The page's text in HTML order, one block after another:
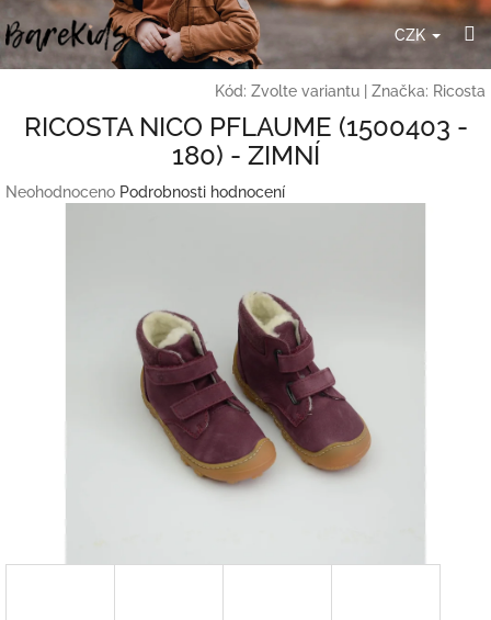
Přejít
na
obsah
CZK
Kód: Zvolte variantu Značka: Ricosta
RICOSTA NICO PFLAUME (1500403 -
180) - ZIMNÍ
Průměrné
Neohodnoceno Podrobnosti hodnocení